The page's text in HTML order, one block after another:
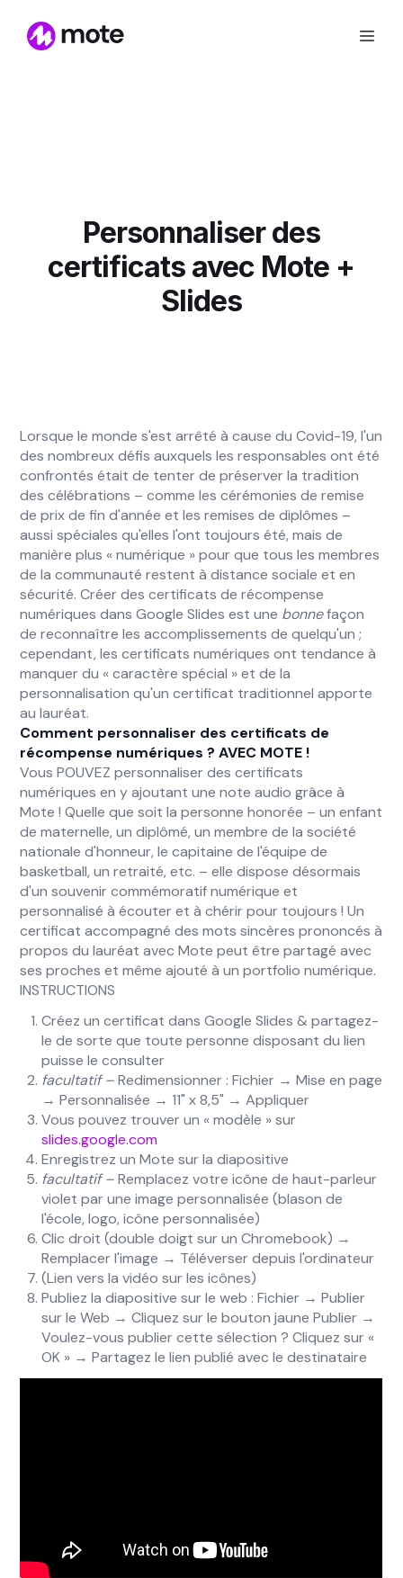
Personnaliser des
certificats avec Mote +
Slides
Lorsque le monde s'est arrêté à cause du Covid-19, l'un
des nombreux défis auxquels les responsables ont été
confrontés était de tenter de préserver la tradition
des célébrations – comme les cérémonies de remise
de prix de fin d'année et les remises de diplômes –
aussi spéciales qu'elles l'ont toujours été, mais de
manière plus « numérique » pour que tous les membres
de la communauté restent à distance sociale et en
sécurité. Créer des certificats de récompense
numériques dans Google Slides est une bonnefaçon
de reconnaître les accomplissements de quelqu'un ;
cependant, les certificats numériques ont tendance à
manquer du « caractère spécial » et de la
personnalisation qu'un certificat traditionnel apporte
au lauréat.
Comment personnaliser des certificats de
récompense numériques ? AVEC MOTE !
Vous POUVEZ personnaliser des certificats
numériques en y ajoutant une note audio grâce à
Mote ! Quelle que soit la personne honorée – un enfant
de maternelle, un diplômé, un membre de la société
nationale d'honneur, le capitaine de l'équipe de
basketball, un retraité, etc. – elle dispose désormais
d'un souvenir commémoratif numérique et
personnalisé à écouter et à chérir pour toujours ! Un
certificat accompagné des mots sincères prononcés à
propos du lauréat avec Mote peut être partagé avec
ses proches et même ajouté à un portfolio numérique.
INSTRUCTIONS
Créez un certificat dans Google Slides & partagez-
le de sorte que toute personne disposant du lien
puisse le consulter
facultatif –Redimensionner : Fichier → Mise en page
→ Personnalisée → 11" x 8,5" → Appliquer
Vous pouvez trouver un « modèle » sur
slides.google.com
Enregistrez un Mote sur la diapositive
facultatif –Remplacez votre icône de haut-parleur
violet par une image personnalisée (blason de
l'école, logo, icône personnalisée)
Clic droit (double doigt sur un Chromebook) →
Remplacer l'image → Téléverser depuis l'ordinateur
(Lien vers la vidéo sur les icônes)
Publiez la diapositive sur le web : Fichier → Publier
sur le Web → Cliquez sur le bouton jaune Publier →
Voulez-vous publier cette sélection ? Cliquez sur «
OK » → Partagez le lien publié avec le destinataire